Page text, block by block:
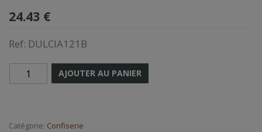
24.43 €
Ref: DULCIA121B
AJOUTER AU PANIER
Catégorie: Confiserie